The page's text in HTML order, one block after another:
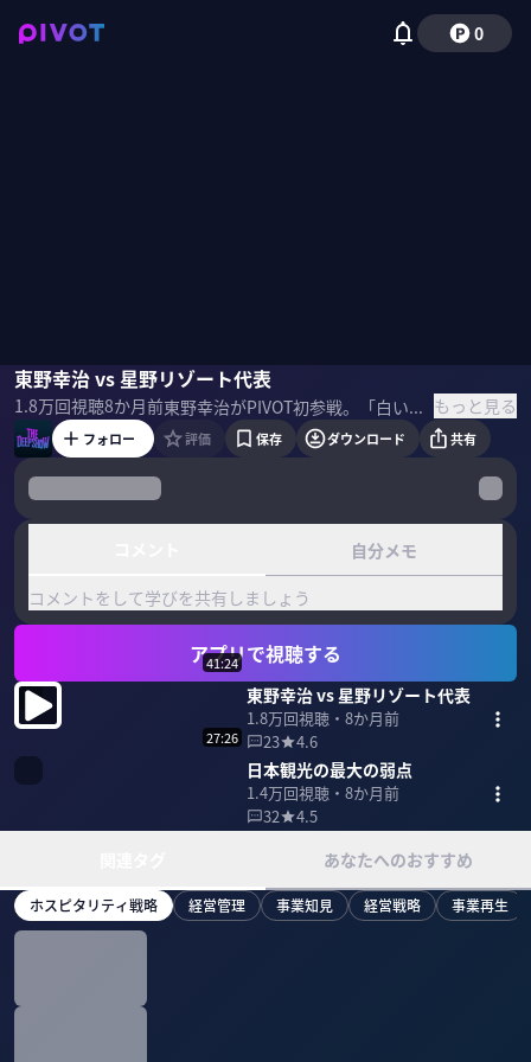
0
東野幸治 vs 星野リゾート代表
1.8万回視聴8か月前 東野幸治がPIVOT初参戦。「白い悪魔」と呼ばれる東野ならではの毒とユーモアある質問で星野佳路氏の本音と素顔をあぶり出す。波乱の人生から学ぶ金言とは。 ＜ゲスト＞ 星野佳路｜星野リゾート代表 慶應義塾大学経済学部を卒業後、米国コーネル大学ホテル経営大学院修士を修了。 帰国後、91 年に星野温泉旅館代表に就任。以後、「星のや」「界」「リゾナーレ」「OMO（おも）」「BEB(ベブ)「LUCY」の６ブランドを中心に、国内外で73施設を運営。 ＜参考書籍＞ 星野リゾートの教科書 もっと見る
星野佳路東野幸治野嶋紗己子
フォロー 評価 保存 ダウンロード 共有
自分メモ
コメントをして学びを共有しましょう
アプリで視聴する
41:24
東野幸治 vs 星野リゾート代表
1.8万回視聴・ 8か月前
23
4.6
27:26
日本観光の最大の弱点
1.4万回視聴・ 8か月前
32
4.5
あなたへのおすすめ
ホスピタリティ戦略 経営管理 事業知見 経営戦略 事業再生